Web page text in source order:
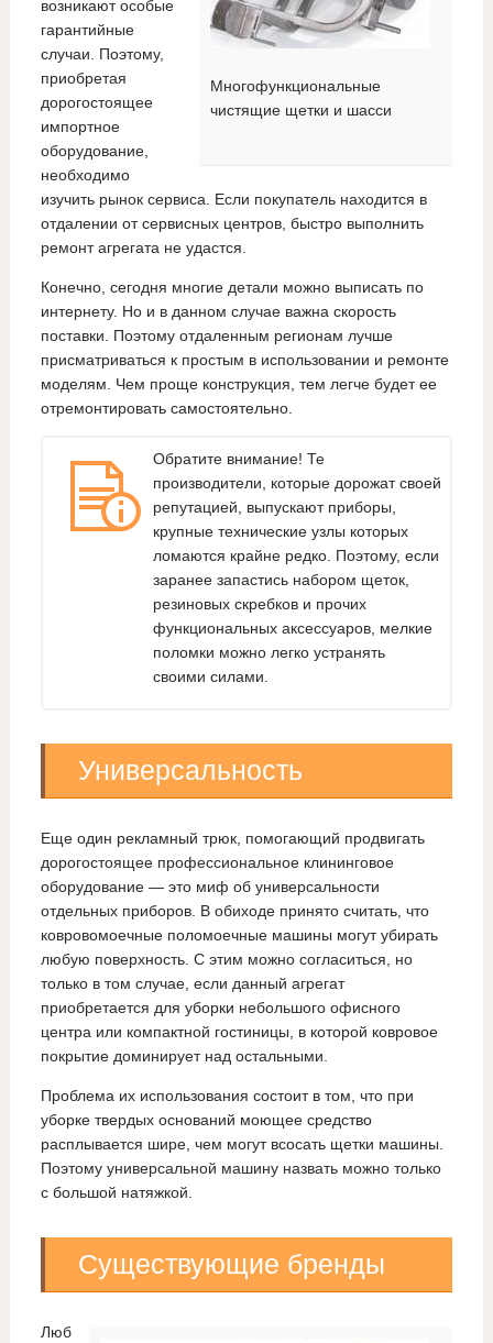
Многофункциональные
чистящие щетки и шасси
возникают особые
гарантийные
случаи. Поэтому,
приобретая
дорогостоящее
импортное
оборудование,
необходимо
изучить рынок сервиса. Если покупатель находится в
отдалении от сервисных центров, быстро выполнить
ремонт агрегата не удастся.
Конечно, сегодня многие детали можно выписать по
интернету. Но и в данном случае важна скорость
поставки. Поэтому отдаленным регионам лучше
присматриваться к простым в использовании и ремонте
моделям. Чем проще конструкция, тем легче будет ее
отремонтировать самостоятельно.
Обратите внимание! Те
производители, которые дорожат своей
репутацией, выпускают приборы,
крупные технические узлы которых
ломаются крайне редко. Поэтому, если
заранее запастись набором щеток,
резиновых скребков и прочих
функциональных аксессуаров, мелкие
поломки можно легко устранять
своими силами.
Универсальность
Еще один рекламный трюк, помогающий продвигать
дорогостоящее профессиональное клининговое
оборудование — это миф об универсальности
отдельных приборов. В обиходе принято считать, что
ковровомоечные поломоечные машины могут убирать
любую поверхность. С этим можно согласиться, но
только в том случае, если данный агрегат
приобретается для уборки небольшого офисного
центра или компактной гостиницы, в которой ковровое
покрытие доминирует над остальными.
Проблема их использования состоит в том, что при
уборке твердых оснований моющее средство
расплывается шире, чем могут всосать щетки машины.
Поэтому универсальной машину назвать можно только
с большой натяжкой.
Существующие бренды
Люб